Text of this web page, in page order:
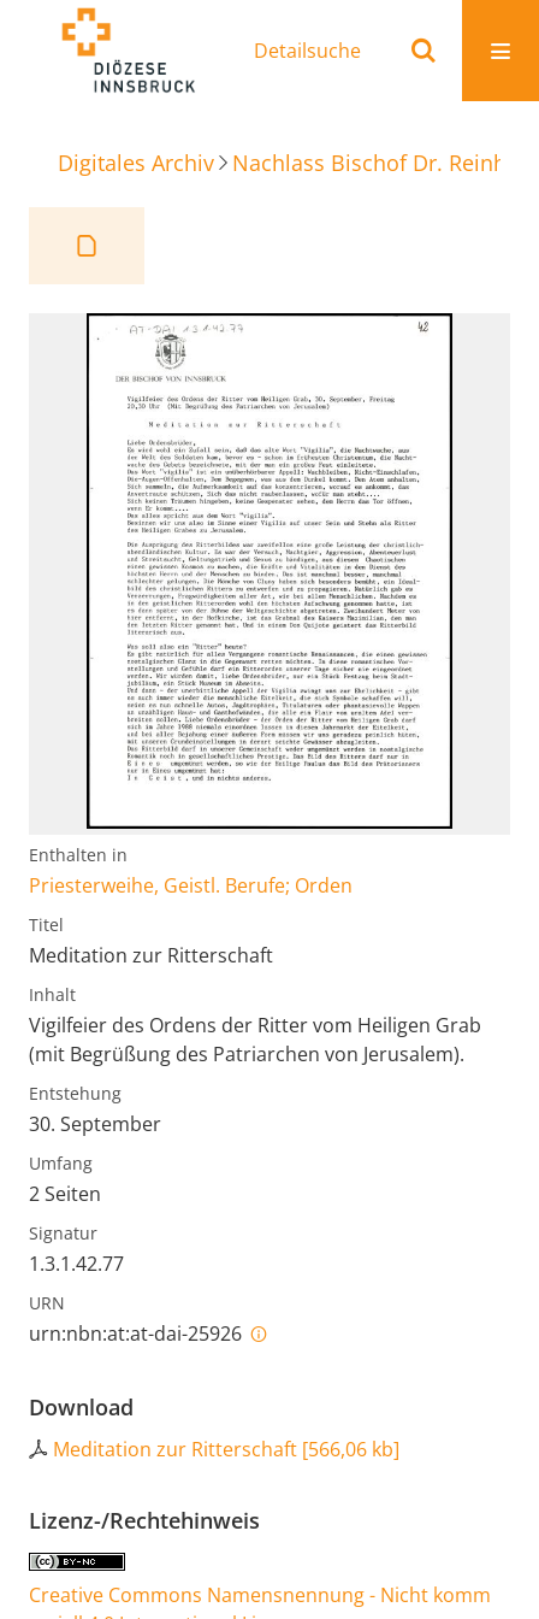
Detailsuche
Digitales Archiv Nachlass Bischof Dr.
Enthalten in
Priesterweihe, Geistl. Berufe; Orden
Titel
Meditation zur Ritterschaft
Inhalt
Vigilfeier des Ordens der Ritter vom Heiligen Grab
(mit Begrüßung des Patriarchen von Jerusalem).
Entstehung
30. September
Umfang
2 Seiten
Signatur
1.3.1.42.77
URN
urn:nbn:at:at-dai-25926
Download
Meditation zur Ritterschaft [566,06 kb]
Lizenz-/Rechtehinweis
Creative Commons Namensnennung - Nicht komm